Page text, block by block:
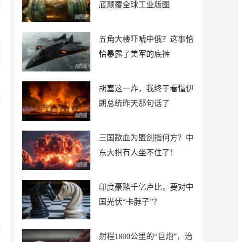
底颠覆全球工业版图
五角大楼吓唬中俄？这事恰
恰暴露了美军的底裤
胡塞这一炸，我终于看懂伊
朗总统昨天那句话了
三国歃血为盟剑指何方？中
东大棋有人坐不住了！
印度豪赌千亿卢比，要对中
国光伏“卡脖子”？
射程1800公里的“巨炮”，治